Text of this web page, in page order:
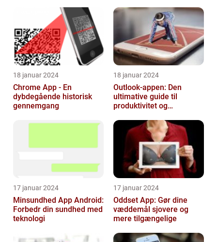
18 januar 2024
Chrome App - En
dybdegående historisk
gennemgang
18 januar 2024
Outlook-appen: Den
ultimative guide til
produktivitet og
17 januar 2024
Minsundhed App Android:
Forbedr din sundhed med
teknologi
17 januar 2024
Oddset App: Gør dine
væddemål sjovere og
mere tilgængelige